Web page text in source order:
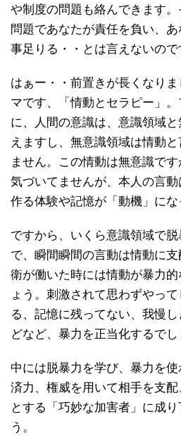
や制度の問題も絡んできます
問題であなたが責任を負い、
事足りる・・とは言えないので
はぁー・・前置きが長くなり
マです、「情動とセラピー」
に、人間の意識は、意識領域
えますし、無意識領域は情動
ません。この情動は無意識で
気づいてませんが、本人の言
作る体験や記憶が「動機」にな
ですから、いくら意識領域で
で、瞬間瞬間の言動は情動に
衛が働いた時には情動が暴力
ょう。刺激されて思わずやっ
る、記憶に残ってない、我慢
どなど、暴力を正当化するでし
中には脱暴力を学び、暴力を
済力、権威を用いて相手を支
とする「巧妙な加害者」に成
う。